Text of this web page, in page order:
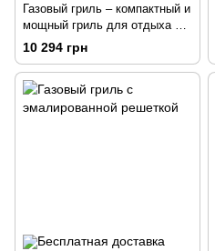
Газовый гриль – компактный и
мощный гриль для отдыха на
природе.
10 294 грн